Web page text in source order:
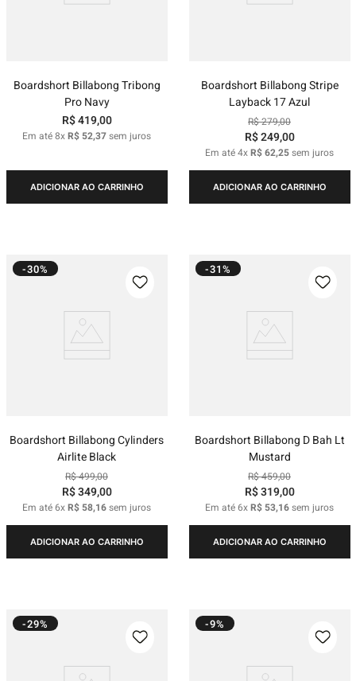
Boardshort Billabong Tribong
Pro Navy
R$419,00
Em até8xR$ 52,37sem juros
ADICIONAR AO CARRINHO
Boardshort Billabong Stripe
Layback 17 Azul
R$279,00
R$249,00
Em até4xR$62,25sem juros
ADICIONAR AO CARRINHO
-30%
Boardshort Billabong Cylinders
Airlite Black
R$499,00
R$349,00
Em até6xR$ 58,16sem juros
ADICIONAR AO CARRINHO
-31%
Boardshort Billabong D Bah Lt
Mustard
R$459,00
R$319,00
Em até6xR$ 53,16sem juros
ADICIONAR AO CARRINHO
-29% -9%